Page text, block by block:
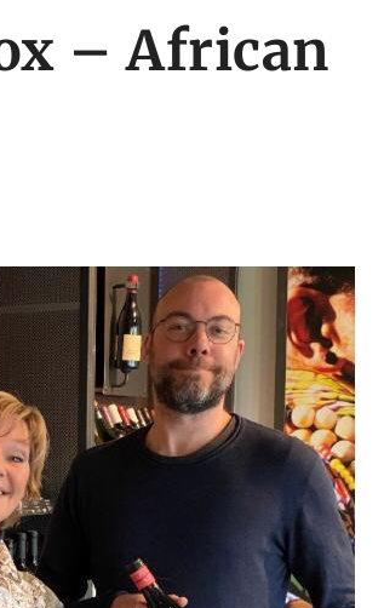
– African